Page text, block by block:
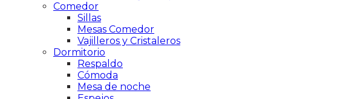
Comedor
Sillas
Mesas Comedor
Vajilleros y Cristaleros
Dormitorio
Respaldo
Cómoda
Mesa de noche